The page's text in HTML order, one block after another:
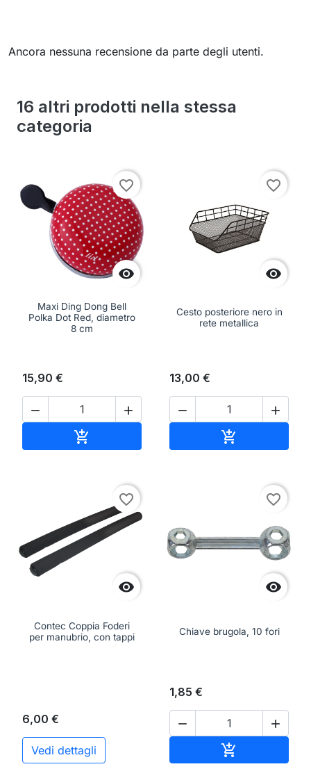
Ancora nessuna recensione da parte degli utenti.
16 altri prodotti nella stessa
categoria

favorite_border
Maxi Ding Dong Bell
Polka Dot Red, diametro
8 cm
15,90 €
 


favorite_border
Cesto posteriore nero in
rete metallica
13,00 €
 


favorite_border
Contec Coppia Foderi
per manubrio, con tappi
6,00 €
Vedi dettagli

favorite_border
Chiave brugola, 10 fori
1,85 €
 
